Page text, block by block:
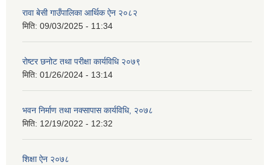
रावा बेसी गाउँपालिका आर्थिक ऐन २०८२
मिति: 09/03/2025 - 11:34
रोष्टर छनोट तथा परीक्षा कार्यविधि २०७९
मिति: 01/26/2024 - 13:14
भवन निर्माण तथा नक्सापास कार्यविधि, २०७८
मिति: 12/19/2022 - 12:32
शिक्षा ऐन २०७८